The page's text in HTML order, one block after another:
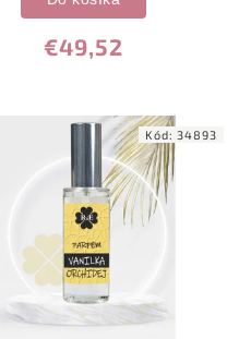
€49,52
Kód:34893